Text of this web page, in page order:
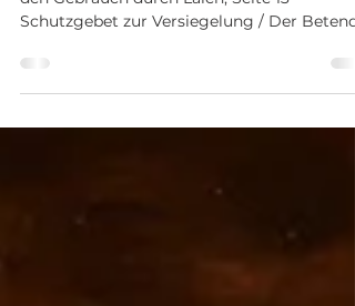
Für Laien: P. Ripperger, Befreiungsgebete
Schutzgebet zur Versiegelung / Der
versiegelt...